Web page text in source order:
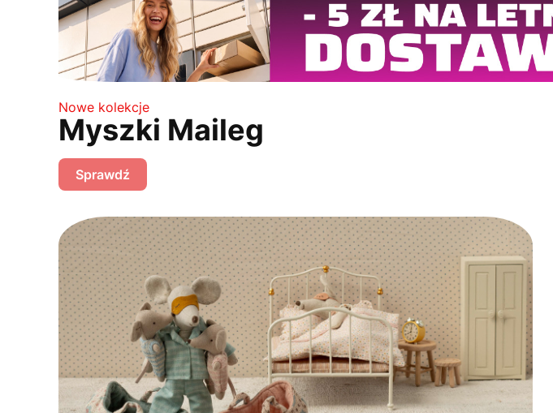
Nowe kolekcje
Myszki Maileg
Sprawdź